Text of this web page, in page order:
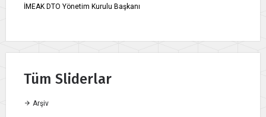
İMEAK DTO Yönetim Kurulu Başkanı
Tüm Sliderlar
Arşiv